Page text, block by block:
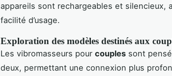
appareils sont rechargeables et silencieux,
facilité d’usage.
Exploration des modèles destinés aux
Les vibromasseurs pour couples sont
deux, permettant une connexion plus